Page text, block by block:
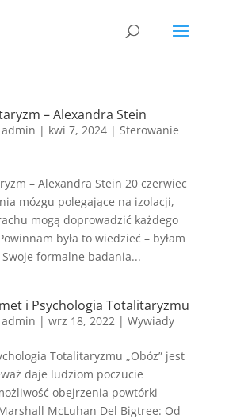
– Alexandra Stein
admin | kwi 7, 2024| Sterowanie
– Alexandra Stein 20 czerwiec
mózgu polegające na izolacji,
mogą doprowadzić każdego
była to wiedzieć – byłam
formalne badania...
i Psychologia Totalitaryzmu
admin | wrz 18, 2022| Wywiady
Totalitaryzmu „Obóz” jest
daje ludziom poczucie
obejrzenia powtórki
McLuhan Del Bigtree: Od